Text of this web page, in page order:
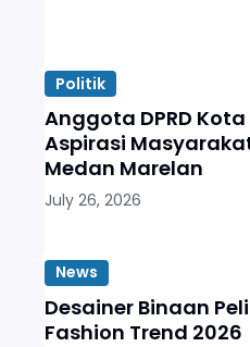
Politik
Anggota DPRD
Aspirasi
Medan Marelan
July 26, 2026
News
Desainer Binaan
Fashion Trend 2026